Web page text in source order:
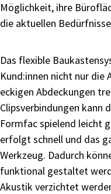
Möglichkeit, ihre
die aktuellen
Das flexible
Kund:innen nicht nur die
eckigen Abdeckungen
Clipsverbindungen kann
Formfac spielend leicht
erfolgt schnell und das
Werkzeug. Dadurch
funktional gestaltet
Akustik verzichtet